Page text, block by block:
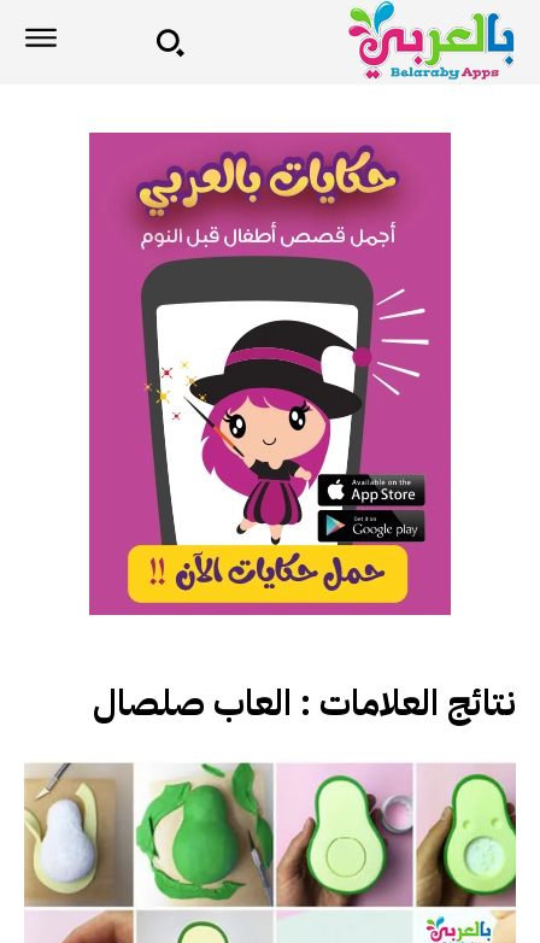
نتائج العلامات : العاب صلصال